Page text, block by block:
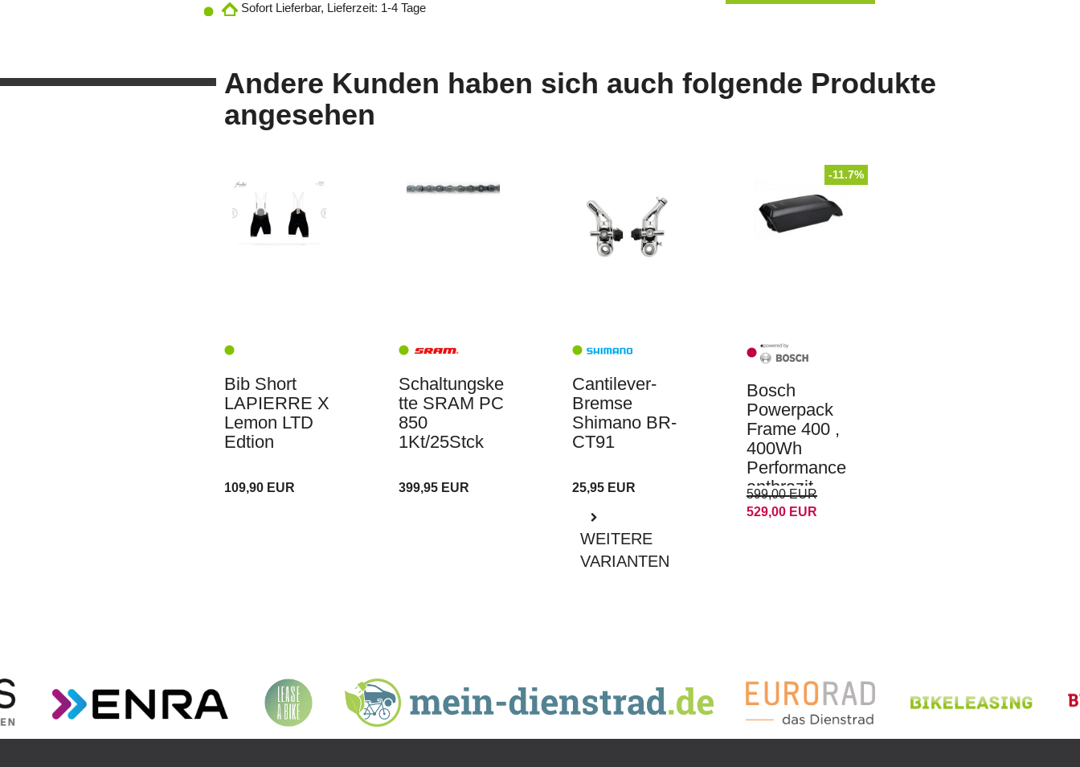
Sofort Lieferbar, Lieferzeit: 1-4 Tage
Andere Kunden haben sich auch folgende Produkte
angesehen
Bib Short
LAPIERRE X
Lemon LTD
Edtion
109,90 EUR
Schaltungske
tte SRAM PC
850
1Kt/25Stck
399,95 EUR
Cantilever-
Bremse
Shimano BR-
CT91
25,95 EUR
WEITERE
VARIANTEN
-11.7%
Bosch
Powerpack
Frame 400 ,
400Wh
Performance
anthrazit
Rahmen-
599,00 EUR
529,00 EUR